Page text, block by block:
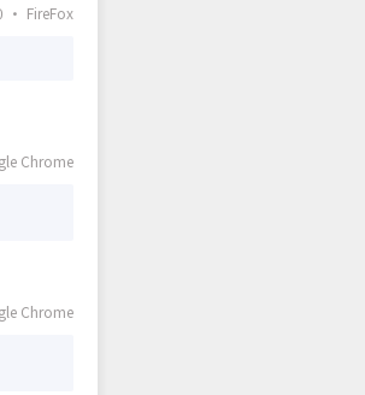
· FireFox
Chrome
Chrome